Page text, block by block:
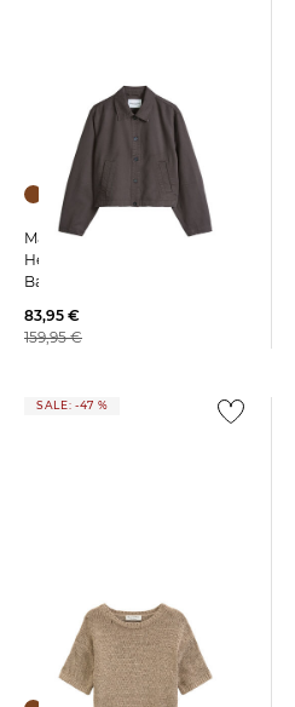
Marc O'Polo | Damen
Hemdjacke aus Bio-
Baumwoll-Mix
83,95 €
159,95 €
SALE: -47 %